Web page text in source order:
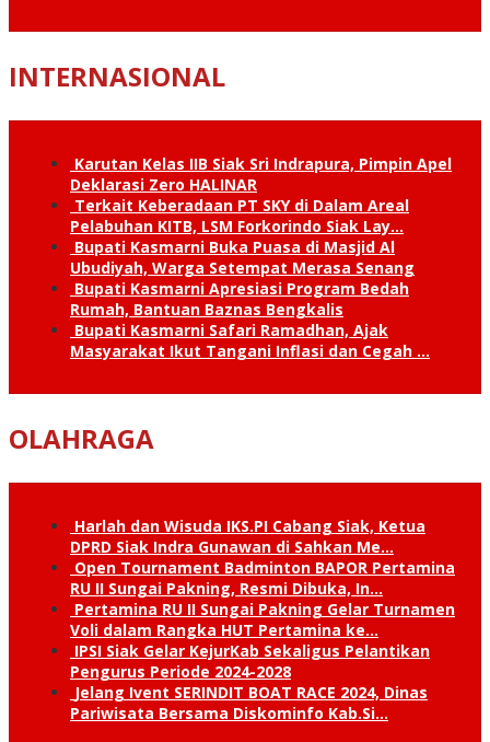
INTERNASIONAL
Karutan Kelas IIB Siak Sri Indrapura, Pimpin Apel
Deklarasi Zero HALINAR
Terkait Keberadaan PT SKY di Dalam Areal
Pelabuhan KITB, LSM Forkorindo Siak Lay…
Bupati Kasmarni Buka Puasa di Masjid Al
Ubudiyah, Warga Setempat Merasa Senang
Bupati Kasmarni Apresiasi Program Bedah
Rumah, Bantuan Baznas Bengkalis
Bupati Kasmarni Safari Ramadhan, Ajak
Masyarakat Ikut Tangani Inflasi dan Cegah …
OLAHRAGA
Harlah dan Wisuda IKS.PI Cabang Siak, Ketua
DPRD Siak Indra Gunawan di Sahkan Me…
Open Tournament Badminton BAPOR Pertamina
RU II Sungai Pakning, Resmi Dibuka, In…
Pertamina RU II Sungai Pakning Gelar Turnamen
Voli dalam Rangka HUT Pertamina ke…
IPSI Siak Gelar KejurKab Sekaligus Pelantikan
Pengurus Periode 2024-2028
Jelang Ivent SERINDIT BOAT RACE 2024, Dinas
Pariwisata Bersama Diskominfo Kab.Si…